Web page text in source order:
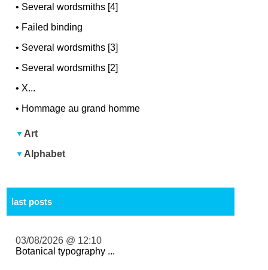
• Several wordsmiths [4]
• Failed binding
• Several wordsmiths [3]
• Several wordsmiths [2]
• X...
• Hommage au grand homme
Art
Alphabet
last posts
03/08/2026 @ 12:10
Botanical typography ...